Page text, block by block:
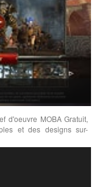
d'oeuvre MOBA Gratuit,
et des designs sur-